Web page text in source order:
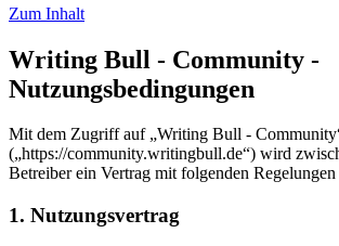
Zum Inhalt
Writing Bull - Community -
Nutzungsbedingungen
Mit dem Zugriff auf „Writing Bull -
(„https://community.writingbull.de“) wird
Betreiber ein Vertrag mit folgenden Regelungen
1. Nutzungsvertrag